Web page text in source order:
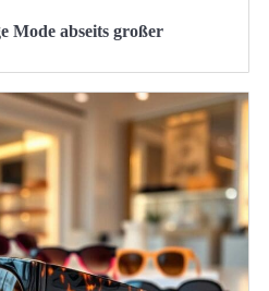
Mode abseits großer